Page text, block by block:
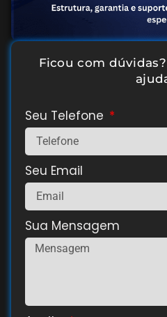
Ficou com
Seu Telefone
Seu Email
Sua Mensagem